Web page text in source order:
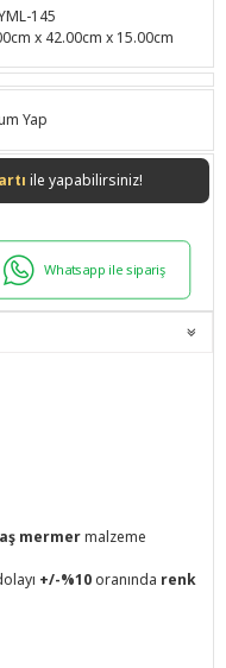
Yap
145
x 42.00cm x 15.00cm
ile yapabilirsiniz!
Whatsapp ile sipariş
mermermalzeme
+/-%10 oranında renk